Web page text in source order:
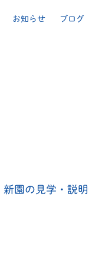
お知らせ ブログ
園の見学・説